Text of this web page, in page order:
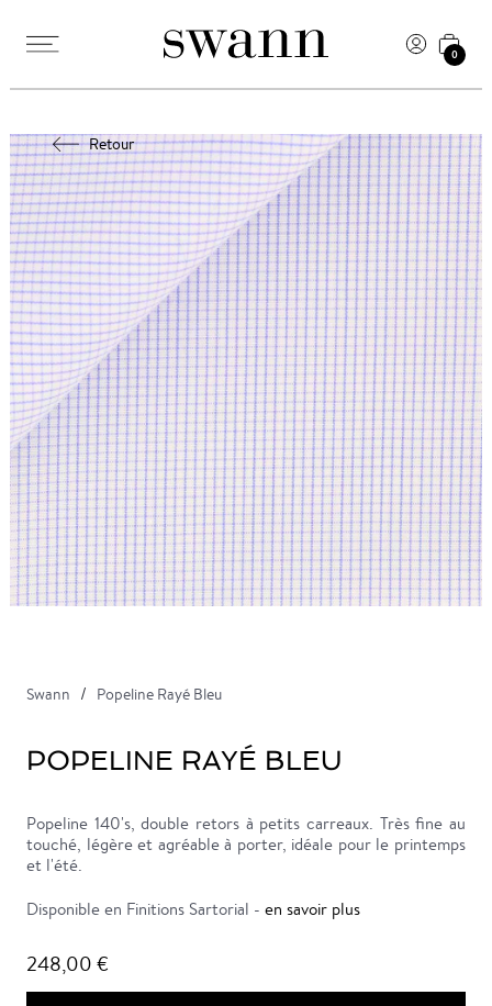
0
Retour
Swann Popeline Rayé Bleu
POPELINE RAYÉ BLEU
Popeline 140's, double retors à petits carreaux. Très fine au
touché, légère et agréable à porter, idéale pour le printemps
et l'été.
Disponible en Finitions Sartorial - en savoir plus
248,00 €